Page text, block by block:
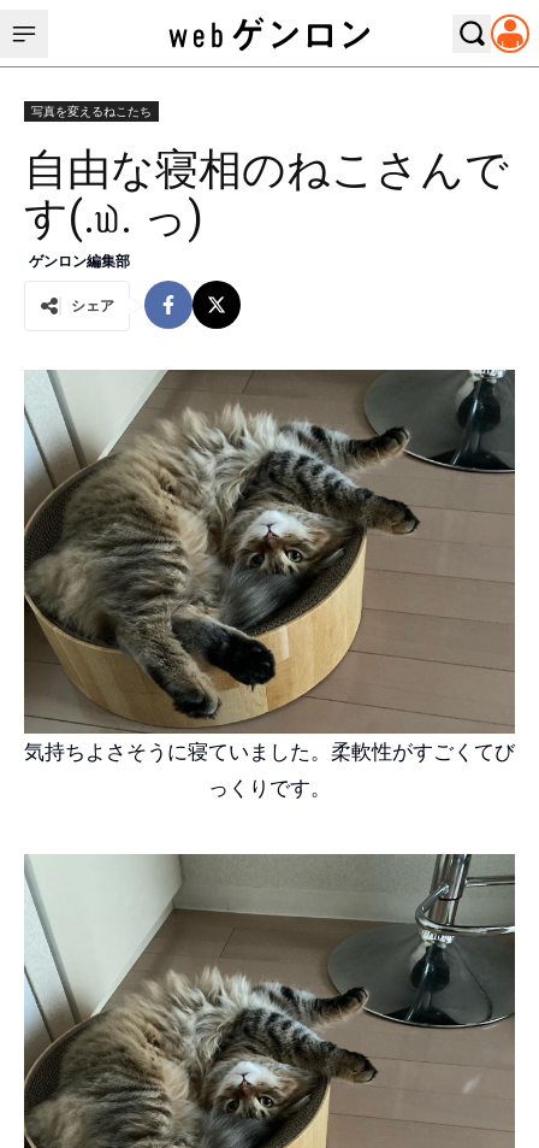
写真を変えるねこたち
自由な寝相のねこさんで
す(.௰. っ)
ゲンロン編集部
シェア
気持ちよさそうに寝ていました。柔軟性がすごくてび
っくりです。